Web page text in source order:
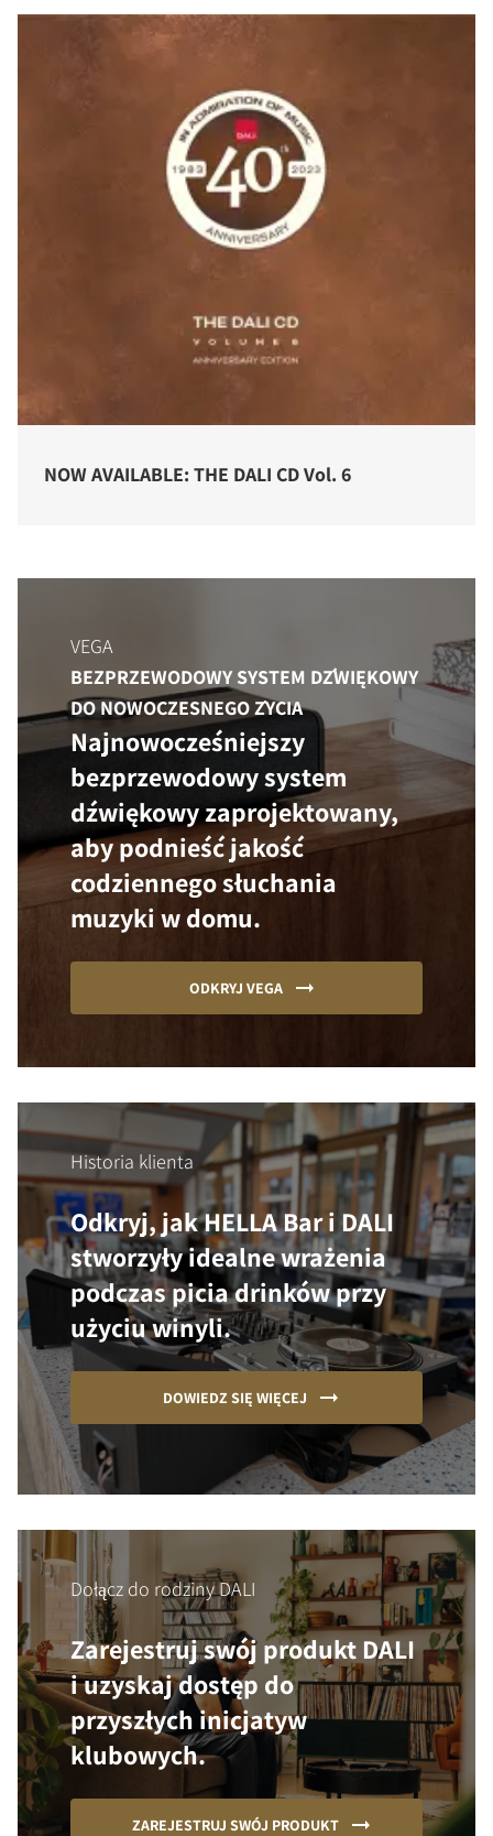
NOW AVAILABLE: THE DALI CD Vol. 6
VEGA
BEZPRZEWODOWY SYSTEM DŹWIĘKOWY
DO NOWOCZESNEGO ŻYCIA
Najnowocześniejszy
bezprzewodowy system
dźwiękowy zaprojektowany,
aby podnieść jakość
codziennego słuchania
muzyki w domu.
ODKRYJ VEGA
Historia klienta
Odkryj, jak HELLA Bar i DALI
stworzyły idealne wrażenia
podczas picia drinków przy
użyciu winyli.
DOWIEDZ SIĘ WIĘCEJ
Dołącz do rodziny DALI
Zarejestruj swój produkt DALI
i uzyskaj dostęp do
przyszłych inicjatyw
klubowych.
ZAREJESTRUJ SWÓJ PRODUKT